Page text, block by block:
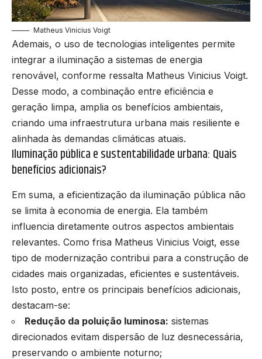
Matheus Vinicius Voigt
Ademais, o uso de tecnologias inteligentes permite
integrar a iluminação a sistemas de energia
renovável, conforme ressalta Matheus Vinicius Voigt.
Desse modo, a combinação entre eficiência e
geração limpa, amplia os benefícios ambientais,
criando uma infraestrutura urbana mais resiliente e
alinhada às demandas climáticas atuais.
Iluminação pública e sustentabilidade urbana: Quais
benefícios adicionais?
Em suma, a eficientização da iluminação pública não
se limita à economia de energia. Ela também
influencia diretamente outros aspectos ambientais
relevantes. Como frisa Matheus Vinicius Voigt, esse
tipo de modernização contribui para a construção de
cidades mais organizadas, eficientes e sustentáveis.
Isto posto, entre os principais benefícios adicionais,
destacam-se:
Redução da poluição luminosa: sistemas
direcionados evitam dispersão de luz desnecessária,
preservando o ambiente noturno;